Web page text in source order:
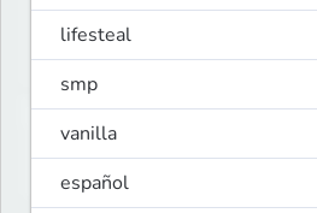
lifesteal
smp
vanilla
español